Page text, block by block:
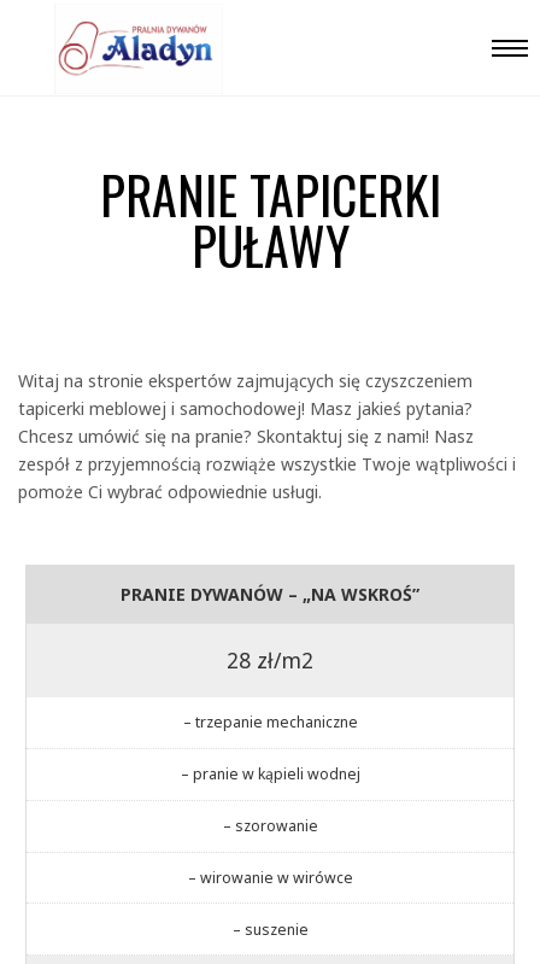
PRANIE TAPICERKI
PUŁAWY
Witaj na stronie ekspertów zajmujących się czyszczeniem
tapicerki meblowej i samochodowej! Masz jakieś pytania?
Chcesz umówić się na pranie? Skontaktuj się z nami! Nasz
zespół z przyjemnością rozwiąże wszystkie Twoje wątpliwości i
pomoże Ci wybrać odpowiednie usługi.
PRANIE DYWANÓW – „NA WSKROŚ”
28 zł/m2
– trzepanie mechaniczne
– pranie w kąpieli wodnej
– szorowanie
– wirowanie w wirówce
– suszenie